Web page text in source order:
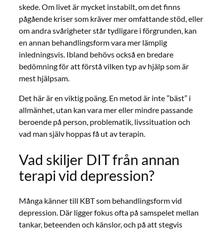
skede. Om livet är mycket instabilt, om det finns
pågående kriser som kräver mer omfattande stöd, eller
om andra svårigheter står tydligare i förgrunden, kan
en annan behandlingsform vara mer lämplig
inledningsvis. Ibland behövs också en bredare
bedömning för att förstå vilken typ av hjälp som är
mest hjälpsam.
Det här är en viktig poäng. En metod är inte ”bäst” i
allmänhet, utan kan vara mer eller mindre passande
beroende på person, problematik, livssituation och
vad man själv hoppas få ut av terapin.
Vad skiljer DIT från annan
terapi vid depression?
Många känner till KBT som behandlingsform vid
depression. Där ligger fokus ofta på samspelet mellan
tankar, beteenden och känslor, och på att stegvis